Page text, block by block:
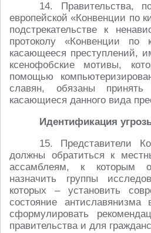
14. Правительства,
европейской «Конвенции по
подстрекательстве к
протоколу «Конвенции по
касающееся преступлений,
ксенофобские мотивы,
помощью
славян, обязаны принять
касающиеся данного вида
Идентификация
15. Представители
должны обратиться к
ассамблеям, к которым
назначить группы
которых – установить
состояние
сформулировать
правительства и для